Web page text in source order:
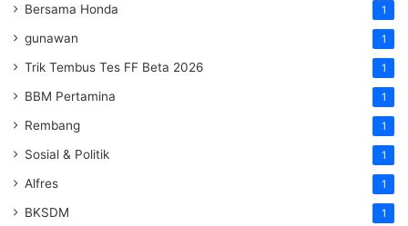
Bersama Honda 1
gunawan 1
Trik Tembus Tes FF Beta 2026 1
BBM Pertamina 1
Rembang 1
Sosial & Politik 1
Alfres 1
BKSDM 1